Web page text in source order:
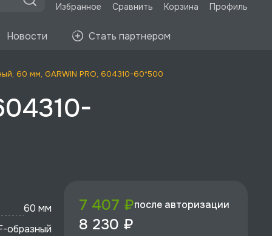
Избранное Сравнить Корзина Профиль
Новости Стать партнером
60 мм, GARWIN PRO, 604310-60*500
60 мм
образный
7 407 ₽после авторизации
8 230 ₽